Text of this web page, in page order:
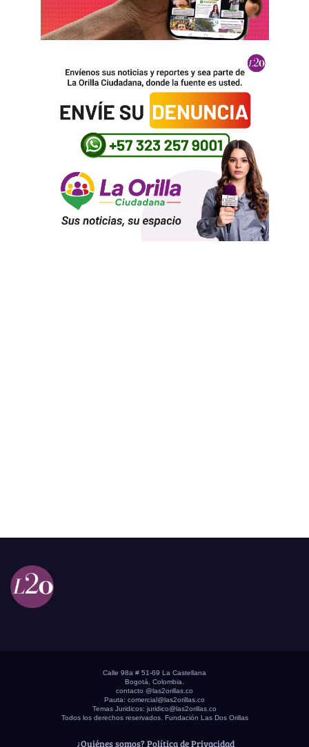
Calle 98a # 51-69 La Castellana
Bogotá, Colombia.
contacto @las2orillas.co
Pauta: comercial@las2orillas.co
Temas Juridicos: juridico@las2orillas.co
Todos los derechos reservados. Fundación Las Dos Orillas
¿Quiénes somos? Política de Privacidad